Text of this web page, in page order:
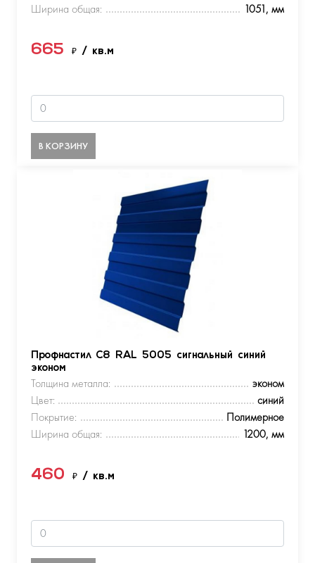
Ширина общая:
1051, мм
665 ₽ / кв.м
В КОРЗИНУ
Профнастил С8 RAL 5005 сигнальный синий
эконом
Толщина металла:
эконом
Цвет:
синий
Покрытие:
Полимерное
Ширина общая:
1200, мм
460 ₽ / кв.м